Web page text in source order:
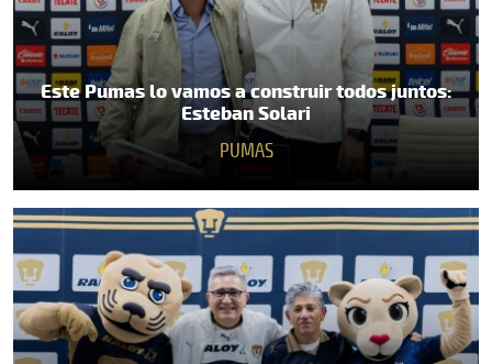
Este Pumas lo vamos a construir todos juntos:
Esteban Solari
PUMAS